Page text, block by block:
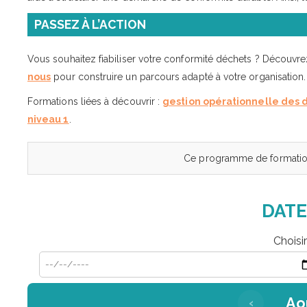
PASSEZ À L’ACTION
Vous souhaitez fiabiliser votre conformité déchets ?
nous pour construire un parcours adapté à votre organisation.
Formations liées à découvrir : gestion opérationnelle des
niveau 1
Ce programme de
‹